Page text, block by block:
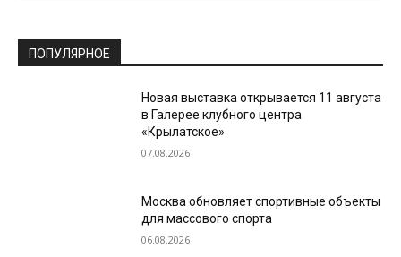
ПОПУЛЯРНОЕ
Новая выставка открывается 11 августа
в Галерее клубного центра
«Крылатское»
07.08.2026
Москва обновляет спортивные объекты
для массового спорта
06.08.2026